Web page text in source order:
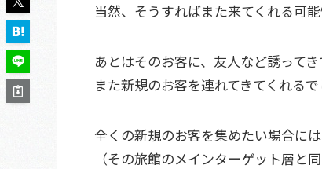
当然、そうすればまた来てくれる可能
あとはそのお客に、友人など誘って
また新規のお客を連れてきてくれるで
全くの新規のお客を集めたい場合に
（その旅館のメインターゲット層と